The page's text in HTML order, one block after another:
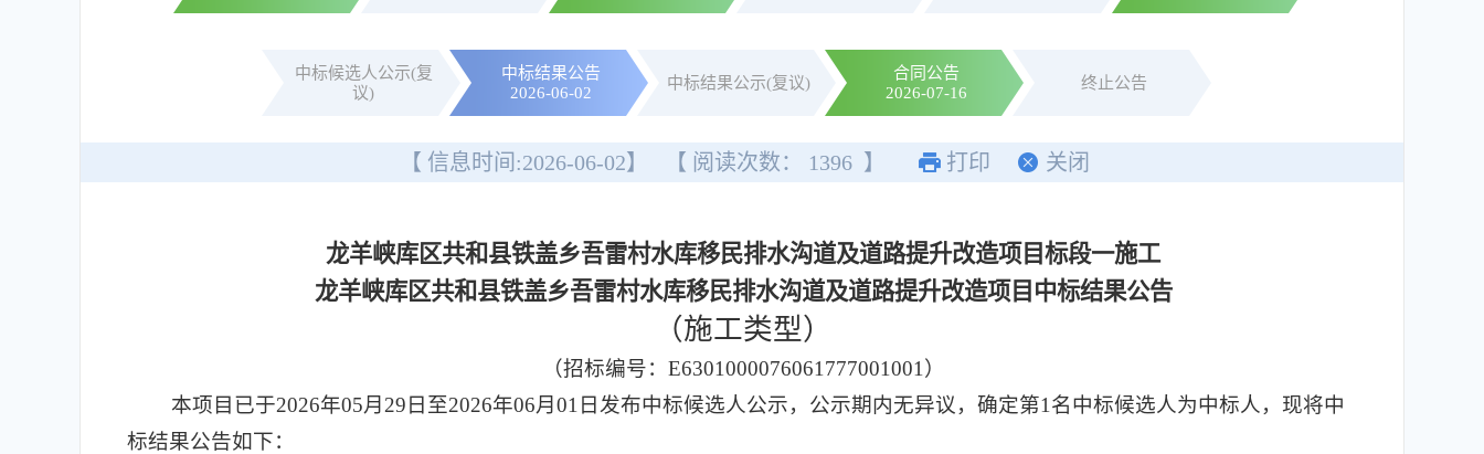
中标候选人公示(复
议)
中标结果公告
2026-06-02
中标结果公示(复议)
合同公告
2026-07-16
终止公告
【 信息时间:2026-06-02】 【 阅读次数： 1396 】 打印 关闭
龙羊峡库区共和县铁盖乡吾雷村水库移民排水沟道及道路提升改造项目标段一施工
龙羊峡库区共和县铁盖乡吾雷村水库移民排水沟道及道路提升改造项目 中标结果公告
（施工类型）
（招标编号：E6301000076061777001001）
本项目已于2026年05月29日至2026年06月01日发布中标候选人公示，公示期内无异议，确定第1名中标候选人为中标人，现将中
标结果公告如下：